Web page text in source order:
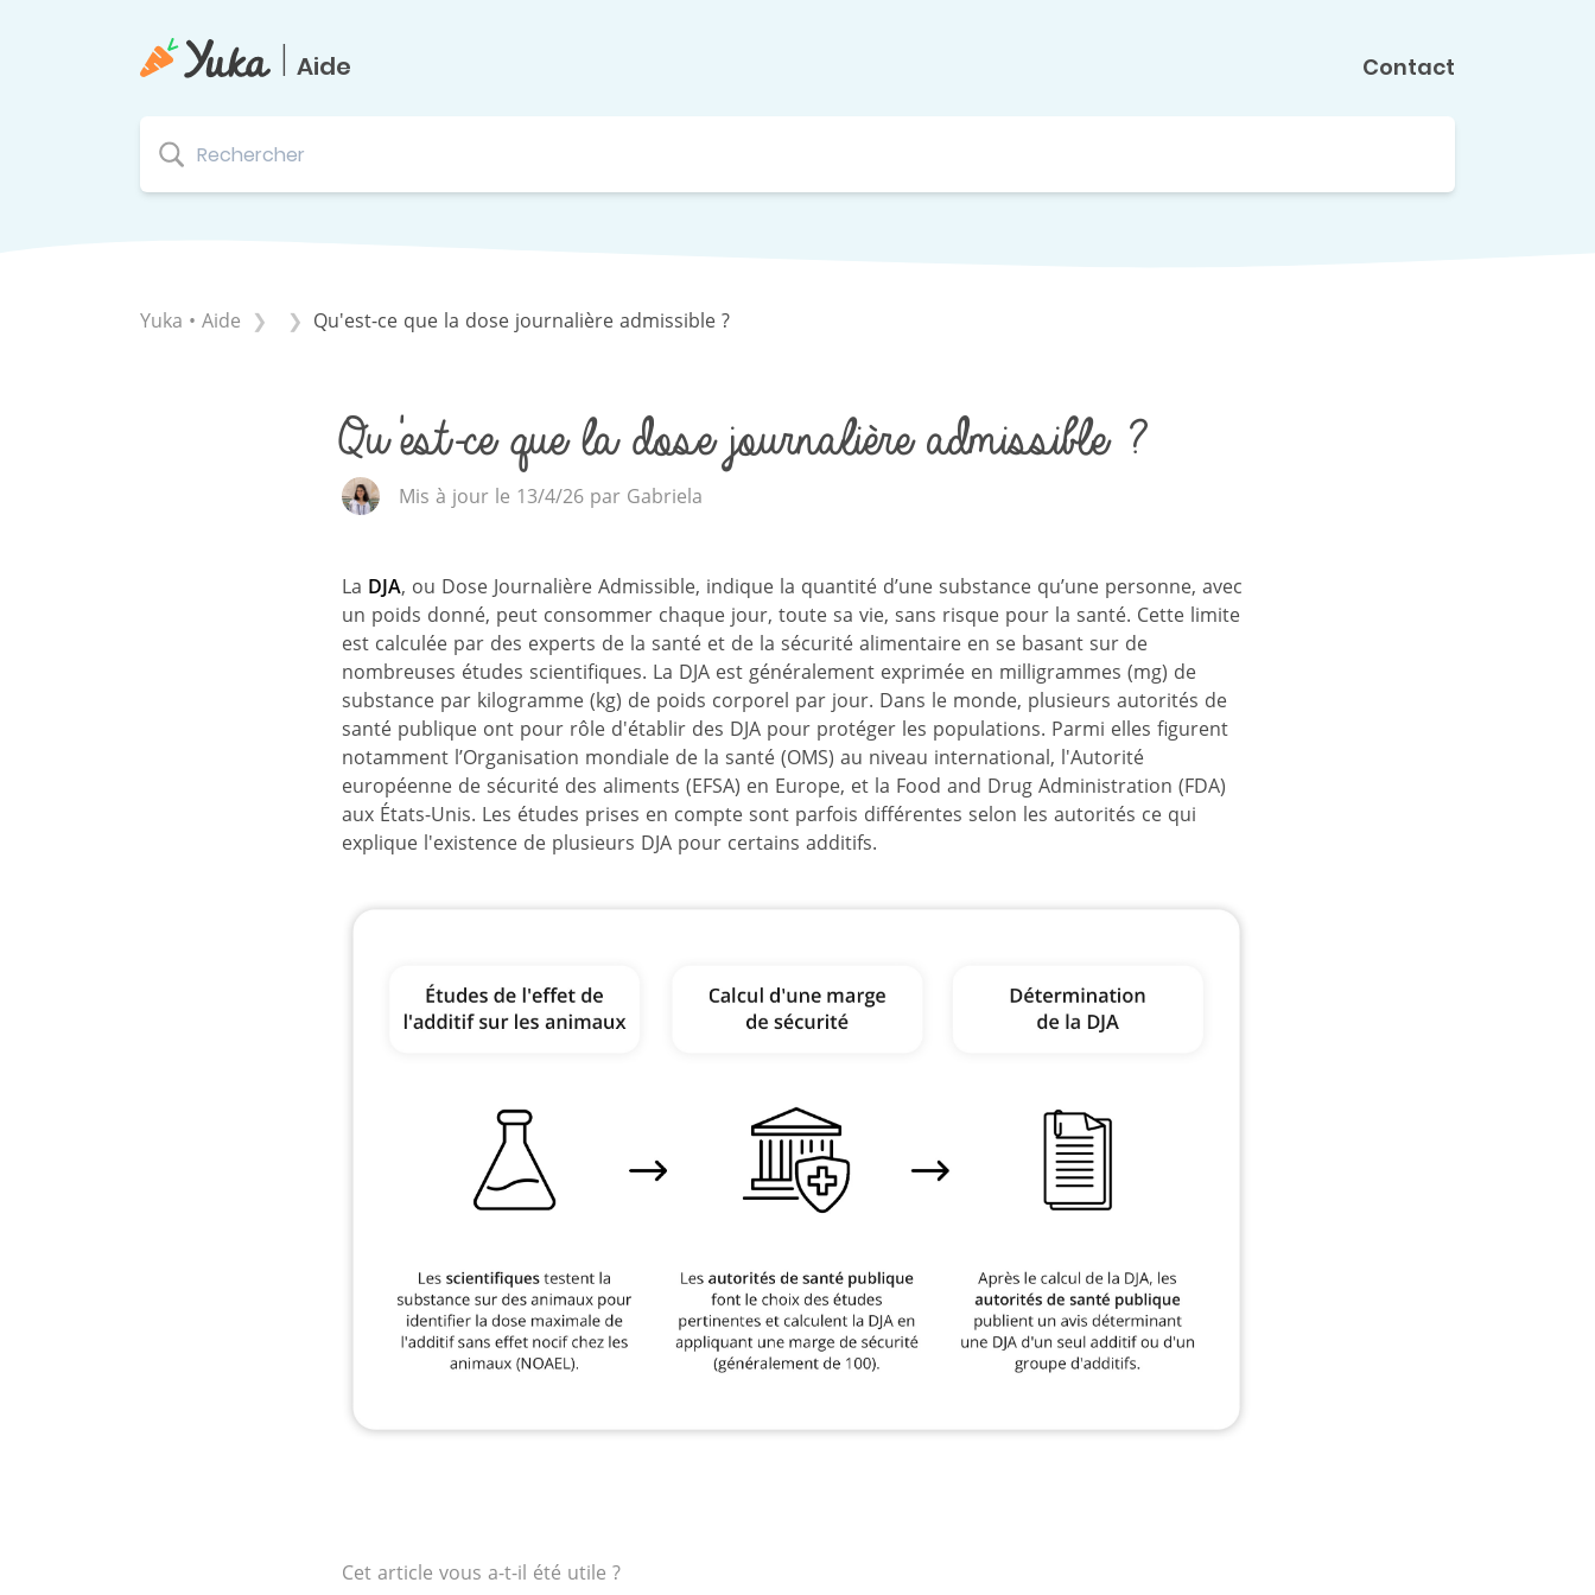
| Aide Contact
Yuka • Aide Qu'est-ce que la dose journalière admissible ?
Qu'est-ce que la dose journalière admissible ?
Mis à jour le 13/4/26 par Gabriela
La DJA, ou Dose Journalière Admissible, indique la quantité d’une substance qu’une personne, avec
un poids donné, peut consommer chaque jour, toute sa vie, sans risque pour la santé. Cette limite
est calculée par des experts de la santé et de la sécurité alimentaire en se basant sur de
nombreuses études scientifiques. La DJA est généralement exprimée en milligrammes (mg) de
substance par kilogramme (kg) de poids corporel par jour. Dans le monde, plusieurs autorités de
santé publique ont pour rôle d'établir des DJA pour protéger les populations. Parmi elles figurent
notamment l’Organisation mondiale de la santé (OMS) au niveau international, l'Autorité
européenne de sécurité des aliments (EFSA) en Europe, et la Food and Drug Administration (FDA)
aux États-Unis. Les études prises en compte sont parfois différentes selon les autorités ce qui
explique l'existence de plusieurs DJA pour certains additifs.
Cet article vous a-t-il été utile ?